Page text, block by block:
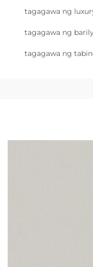
tagagawa ng
tagagawa ng
tagagawa ng